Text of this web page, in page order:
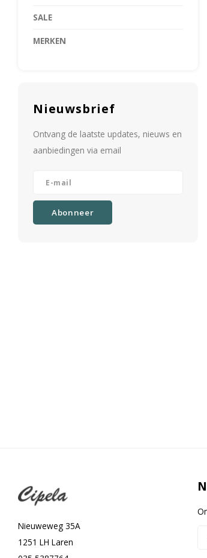
SALE
MERKEN
Nieuwsbrief
Ontvang de laatste updates, nieuws en
aanbiedingen via email
Abonneer
Nieuweweg 35A
1251 LH Laren